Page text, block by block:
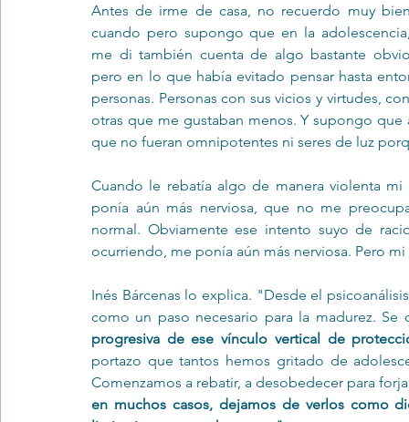
Antes de irme de casa, no recuerdo muy
cuando pero supongo que en la
me di también cuenta de algo bastante
pero en lo que había evitado pensar hasta
personas. Personas con sus vicios y virtudes,
otras que me gustaban menos. Y supongo
que no fueran omnipotentes ni seres de luz
Cuando le rebatía algo de manera violenta
ponía aún más nerviosa, que no me
normal. Obviamente ese intento suyo de
ocurriendo, me ponía aún más nerviosa. Pero
Inés Bárcenas lo explica. "Desde el
como un paso necesario para la madurez. Se
progresiva de ese vínculo vertical de
portazo que tantos hemos gritado de
Comenzamos a rebatir, a desobedecer para
en muchos casos, dejamos de verlos como